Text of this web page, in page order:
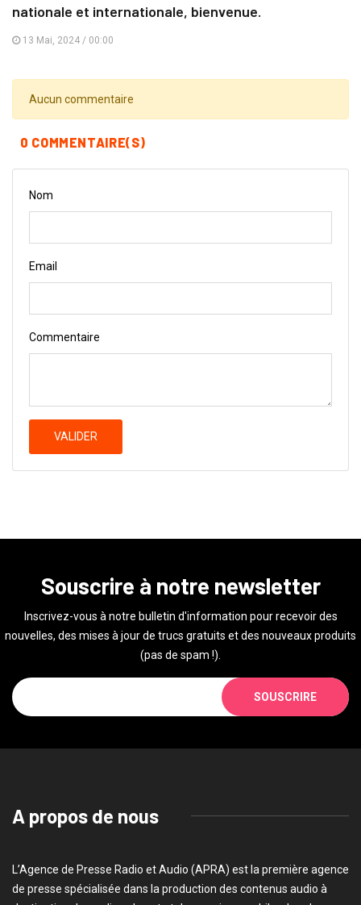
nationale et internationale, bienvenue.
13 Mai, 2024 / 00:00
Aucun commentaire
0 COMMENTAIRE(S)
Nom
Email
Commentaire
VALIDER
Souscrire à notre newsletter
Inscrivez-vous à notre bulletin d'information pour recevoir des
nouvelles, des mises à jour de trucs gratuits et des nouveaux produits
(pas de spam !).
SOUSCRIRE
A propos de nous
L’Agence de Presse Radio et Audio (APRA) est la première agence
de presse spécialisée dans la production des contenus audio à